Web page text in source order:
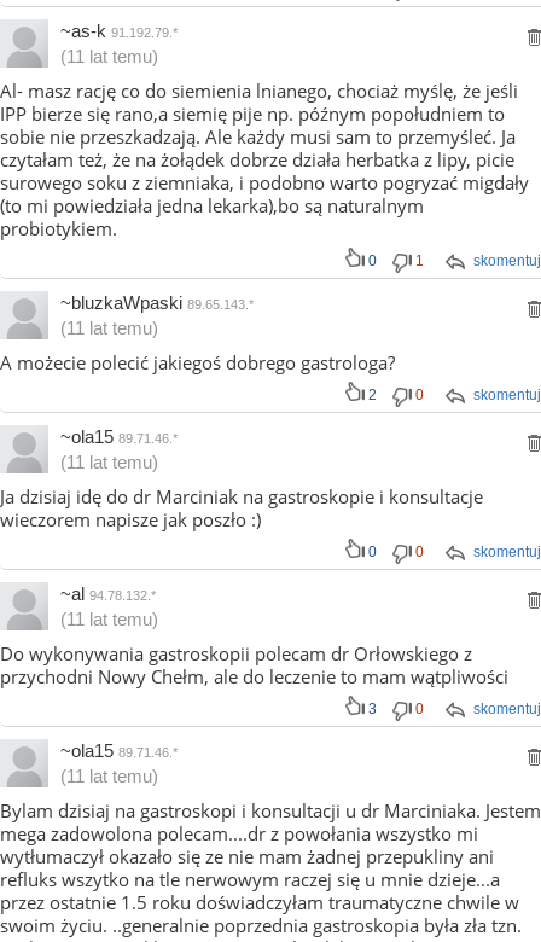
~as-k 91.192.79.*
(11 lat temu)
Al- masz rację co do siemienia lnianego, chociaż myślę, że jeśli
IPP bierze się rano,a siemię pije np. późnym popołudniem to
sobie nie przeszkadzają. Ale każdy musi sam to przemyśleć. Ja
czytałam też, że na żołądek dobrze działa herbatka z lipy, picie
surowego soku z ziemniaka, i podobno warto pogryzać migdały
(to mi powiedziała jedna lekarka),bo są naturalnym
probiotykiem.
skomentuj
0 1
~bluzkaWpaski 89.65.143.*
(11 lat temu)
A możecie polecić jakiegoś dobrego gastrologa?
skomentuj
2 0
~ola15 89.71.46.*
(11 lat temu)
Ja dzisiaj idę do dr Marciniak na gastroskopie i konsultacje
wieczorem napisze jak poszło :)
skomentuj
0 0
~al 94.78.132.*
(11 lat temu)
Do wykonywania gastroskopii polecam dr Orłowskiego z
przychodni Nowy Chełm, ale do leczenie to mam wątpliwości
skomentuj
3 0
~ola15 89.71.46.*
(11 lat temu)
Bylam dzisiaj na gastroskopi i konsultacji u dr Marciniaka. Jestem
mega zadowolona polecam....dr z powołania wszystko mi
wytłumaczył okazało się ze nie mam żadnej przepukliny ani
refluks wszytko na tle nerwowym raczej się u mnie dzieje...a
przez ostatnie 1.5 roku doświadczyłam traumatyczne chwile w
swoim życiu. ..generalnie poprzednia gastroskopia była zła tzn.